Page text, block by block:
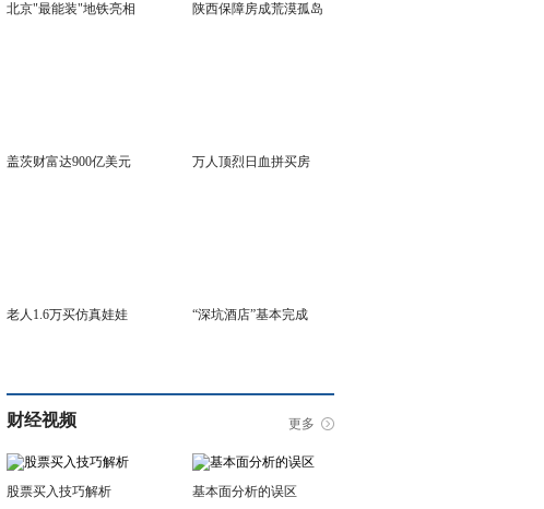
北京"最能装"地铁亮相 陕西保障房成荒漠孤岛
盖茨财富达900亿美元 万人顶烈日血拼买房
老人1.6万买仿真娃娃 “深坑酒店”基本完成
财经视频 更多
股票买入技巧解析 基本面分析的误区